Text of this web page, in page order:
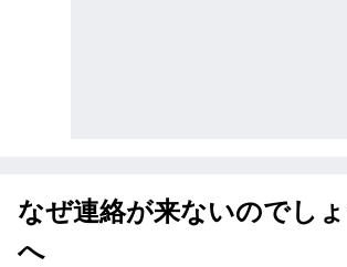
なぜ連絡が来ないのでし
へ